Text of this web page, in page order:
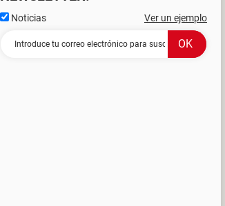
Noticias Ver un ejemplo